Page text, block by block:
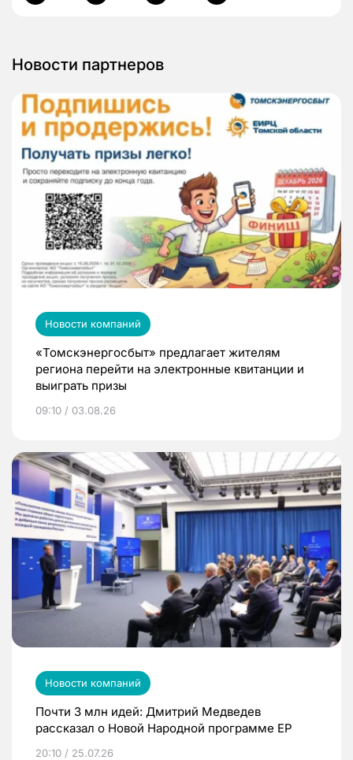
Новости партнеров
Новости компаний
«Томскэнергосбыт» предлагает жителям
региона перейти на электронные квитанции и
выиграть призы
09:10 / 03.08.26
Новости компаний
Почти 3 млн идей: Дмитрий Медведев
рассказал о Новой Народной программе ЕР
20:10 / 25.07.26